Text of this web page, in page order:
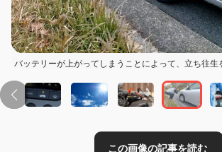
バッテリーが上がってしまうことによって、立ち往生
この画像の記事を読む